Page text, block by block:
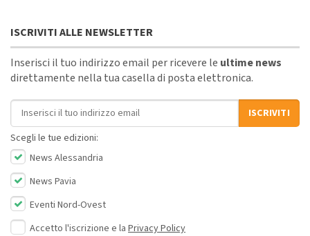
ISCRIVITI ALLE NEWSLETTER
Inserisci il tuo indirizzo email per ricevere le ultime news
direttamente nella tua casella di posta elettronica.
Indirizzo email
ISCRIVITI
Scegli le tue edizioni:
News Alessandria
News Pavia
Eventi Nord-Ovest
Accetto l'iscrizione e la Privacy Policy